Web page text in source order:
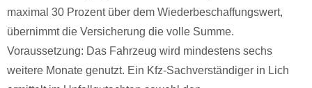
maximal 30 Prozent über dem Wiederbeschaffungswert,
übernimmt die Versicherung die volle Summe.
Voraussetzung: Das Fahrzeug wird mindestens sechs
weitere Monate genutzt. Ein Kfz-Sachverständiger in Lich